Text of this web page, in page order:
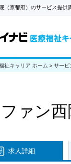
（京都府）のサービス提供
祉キャリア ホーム > サービ
ァン西
求人詳細